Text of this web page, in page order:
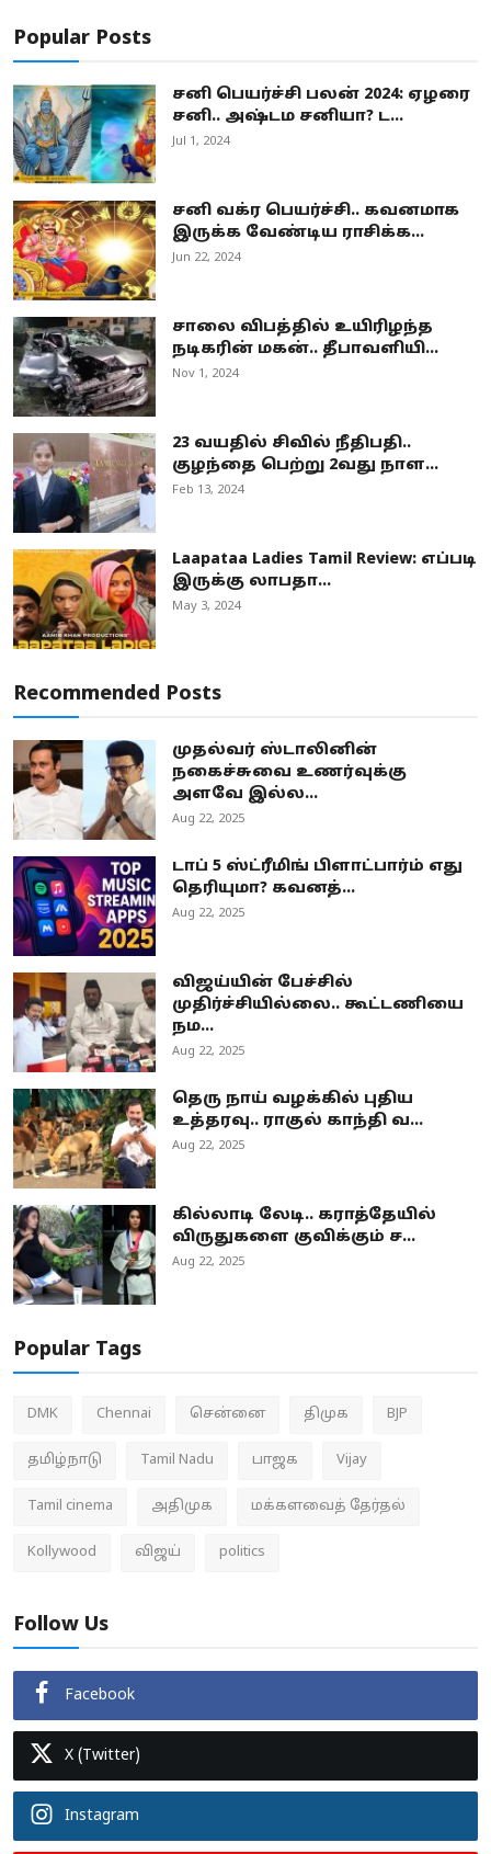
Popular Posts
சனி பெயர்ச்சி பலன் 2024: ஏழரை
சனி.. அஷ்டம சனியா? ட...
Jul 1, 2024
சனி வக்ர பெயர்ச்சி.. கவனமாக
இருக்க வேண்டிய ராசிக்க...
Jun 22, 2024
சாலை விபத்தில் உயிரிழந்த
நடிகரின் மகன்.. தீபாவளியி...
Nov 1, 2024
23 வயதில் சிவில் நீதிபதி..
குழந்தை பெற்று 2வது நாள...
Feb 13, 2024
Laapataa Ladies Tamil Review: எப்படி
இருக்கு லாபதா...
May 3, 2024
Recommended Posts
முதல்வர் ஸ்டாலினின்
நகைச்சுவை உணர்வுக்கு
அளவே இல்ல...
Aug 22, 2025
டாப் 5 ஸ்ட்ரீமிங் பிளாட்பார்ம் எது
தெரியுமா? கவனத்...
Aug 22, 2025
விஜய்யின் பேச்சில்
முதிர்ச்சியில்லை.. கூட்டணியை
நம...
Aug 22, 2025
தெரு நாய் வழக்கில் புதிய
உத்தரவு.. ராகுல் காந்தி வ...
Aug 22, 2025
கில்லாடி லேடி.. கராத்தேயில்
விருதுகளை குவிக்கும் ச...
Aug 22, 2025
Popular Tags
DMK Chennai சென்னை திமுக BJP
தமிழ்நாடு Tamil Nadu பாஜக Vijay
Tamil cinema அதிமுக மக்களவைத் தேர்தல்
Kollywood விஜய் politics
Follow Us
Facebook
X (Twitter)
Instagram